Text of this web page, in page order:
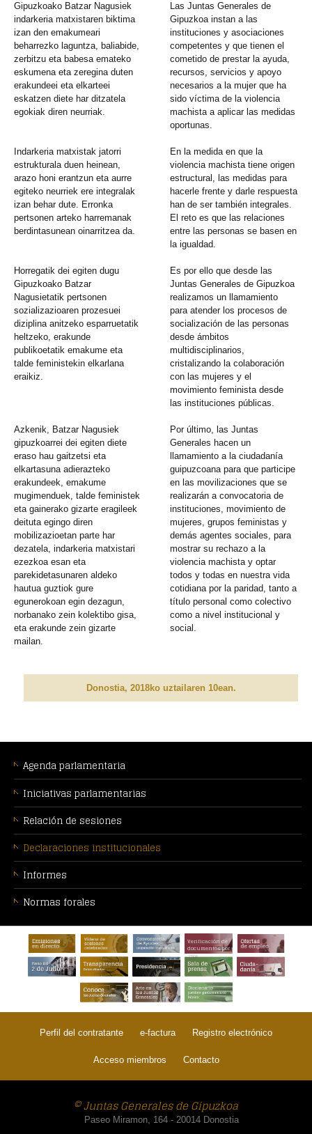
Gipuzkoako Batzar Nagusiek
indarkeria matxistaren biktima
izan den emakumeari
beharrezko laguntza, baliabide,
zerbitzu eta babesa emateko
eskumena eta zeregina duten
erakundeei eta elkarteei
eskatzen diete har ditzatela
egokiak diren neurriak.
Las Juntas Generales de
Gipuzkoa instan a las
instituciones y asociaciones
competentes y que tienen el
cometido de prestar la ayuda,
recursos, servicios y apoyo
necesarios a la mujer que ha
sido víctima de la violencia
machista a aplicar las medidas
oportunas.
Indarkeria matxistak jatorri
estrukturala duen heinean,
arazo honi erantzun eta aurre
egiteko neurriek ere integralak
izan behar dute. Erronka
pertsonen arteko harremanak
berdintasunean oinarritzea da.
En la medida en que la
violencia machista tiene origen
estructural, las medidas para
hacerle frente y darle respuesta
han de ser también integrales.
El reto es que las relaciones
entre las personas se basen en
la igualdad.
Horregatik dei egiten dugu
Gipuzkoako Batzar
Nagusietatik pertsonen
sozializazioaren prozesuei
diziplina anitzeko esparruetatik
heltzeko, erakunde
publikoetatik emakume eta
talde feministekin elkarlana
eraikiz.
Es por ello que desde las
Juntas Generales de Gipuzkoa
realizamos un llamamiento
para atender los procesos de
socialización de las personas
desde ámbitos
multidisciplinarios,
cristalizando la colaboración
con las mujeres y el
movimiento feminista desde
las instituciones públicas.
Azkenik, Batzar Nagusiek
gipuzkoarrei dei egiten diete
eraso hau gaitzetsi eta
elkartasuna adierazteko
erakundeek, emakume
mugimenduek, talde feministek
eta gainerako gizarte eragileek
deituta egingo diren
mobilizazioetan parte har
dezatela, indarkeria matxistari
ezezkoa esan eta
parekidetasunaren aldeko
hautua guztiok gure
egunerokoan egin dezagun,
norbanako zein kolektibo gisa,
eta erakunde zein gizarte
mailan.
Por último, las Juntas
Generales hacen un
llamamiento a la ciudadanía
guipuzcoana para que participe
en las movilizaciones que se
realizarán a convocatoria de
instituciones, movimiento de
mujeres, grupos feministas y
demás agentes sociales, para
mostrar su rechazo a la
violencia machista y optar
todos y todas en nuestra vida
cotidiana por la paridad, tanto a
título personal como colectivo
como a nivel institucional y
social.
Donostia, 2018ko uztailaren 10ean.
CONTEXTUAL
Agenda parlamentaria
Iniciativas parlamentarias
Relación de sesiones
Declaraciones institucionales
Informes
Normas forales
PÁGINA:
Verificación de
documentos por
CSV
Perfil del contratante e-factura Registro electrónico
Acceso miembros Contacto
© Juntas Generales de Gipuzkoa
Paseo Miramon, 164 - 20014 Donostia